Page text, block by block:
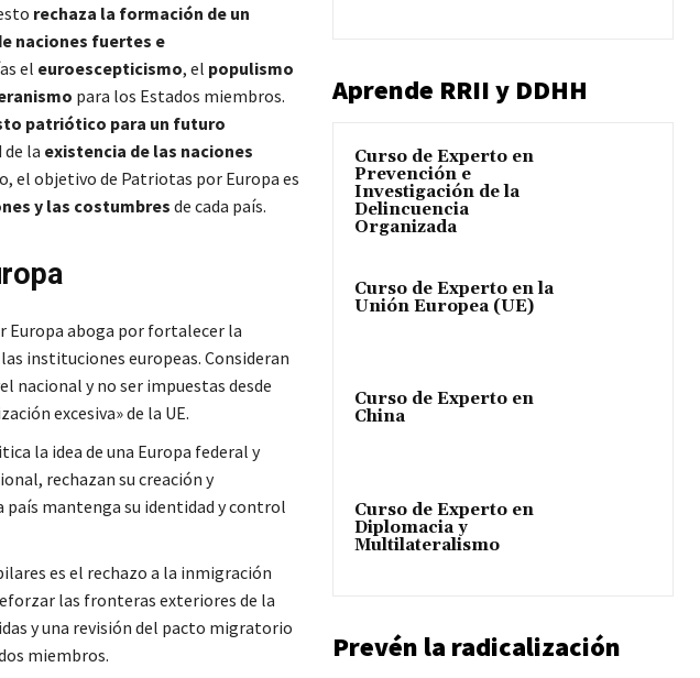
rechaza la formación de un
naciones fuertes e
el euroescepticismo, el populismo
para los Estados miembros.
patriótico para un futuro
la existencia de las naciones
el objetivo de Patriotas por Europa es
y las costumbres de cada país.
aboga por fortalecer la
instituciones europeas. Consideran
nacional y no ser impuestas desde
excesiva» de la UE.
la idea de una Europa federal y
rechazan su creación y
país mantenga su identidad y control
es el rechazo a la inmigración
las fronteras exteriores de la
y una revisión del pacto migratorio
miembros.
Aprende RRII y DDHH
Curso de Experto en
Prevención e
Investigación de la
Delincuencia
Organizada
Curso de Experto en la
Unión Europea (UE)
Curso de Experto en
China
Curso de Experto en
Diplomacia y
Multilateralismo
Prevén la radicalización